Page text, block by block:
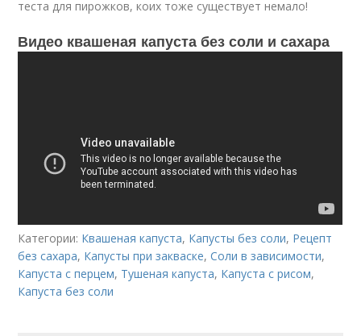
теста для пирожков, коих тоже существует немало!
Видео квашеная капуста без соли и сахара
Категории: Квашеная капуста, Капусты без соли, Рецепт
без сахара, Капусты при закваске,Соли в зависимости,
Капуста с перцем, Тушеная капуста, Капуста с рисом,
Капуста без соли